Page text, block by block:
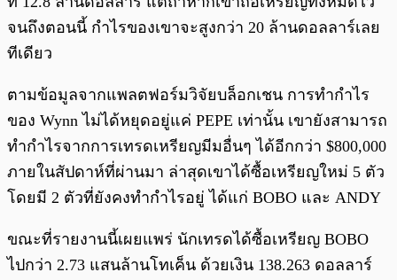
จนถึงตอนนี้ กำไรของเขาจะสูงกว่า 20 ล้านดอลลาร์เลย
ทีเดียว
ตามข้อมูลจากแพลตฟอร์มวิจัยบล็อกเชน การทำกำไร
ของ Wynn ไม่ได้หยุดอยู่แค่ PEPE เท่านั้น เขายังสามารถ
ทำกำไรจากการเทรดเหรียญมีมอื่นๆ ได้อีกกว่า $800,000
ภายในสัปดาห์ที่ผ่านมา ล่าสุดเขาได้ซื้อเหรียญใหม่ 5 ตัว
โดยมี 2 ตัวที่ยังคงทำกำไรอยู่ ได้แก่ BOBO และ ANDY
ขณะที่รายงานนี้เผยแพร่ นักเทรดได้ซื้อเหรียญ BOBO
ไปกว่า 2.73 แสนล้านโทเค็น ด้วยเงิน 138.263 ดอลลาร์